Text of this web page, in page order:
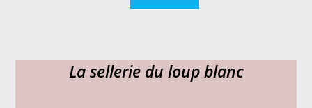
être
choisies
options
peuvent
La sellerie du loup blanc